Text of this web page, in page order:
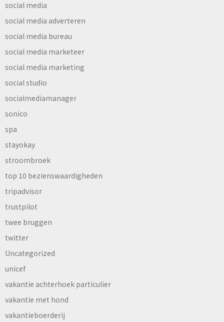
social media
social media adverteren
social media bureau
social media marketeer
social media marketing
social studio
socialmediamanager
sonico
spa
stayokay
stroombroek
top 10 bezienswaardigheden
tripadvisor
trustpilot
twee bruggen
twitter
Uncategorized
unicef
vakantie achterhoek particulier
vakantie met hond
vakantieboerderij